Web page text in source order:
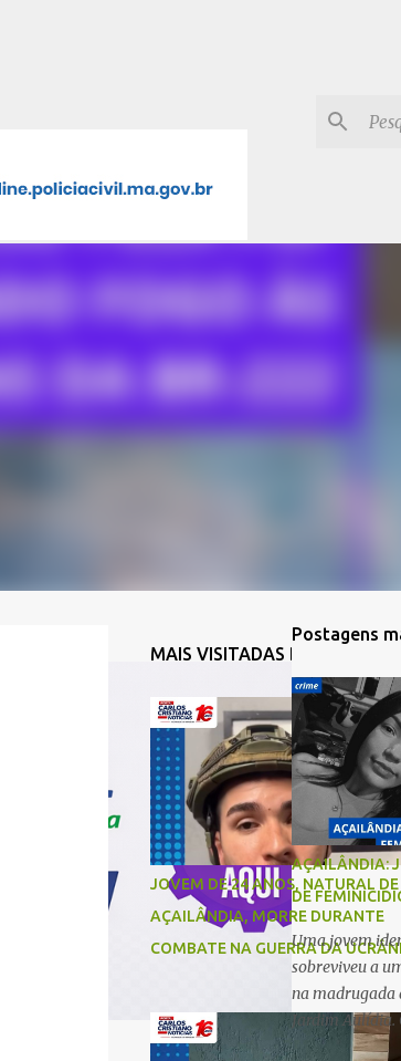
MAIS VISITADAS DA SEMANA
JOVEM DE 24 ANOS, NATURAL DE
AÇAILÂNDIA, MORRE DURANTE
COMBATE NA GUERRA DA
Postagens
AÇAILÂNDIA:
DE
Uma jovem
sobreviveu a
na madrugada
Jardim Aulídia.
companheiro,